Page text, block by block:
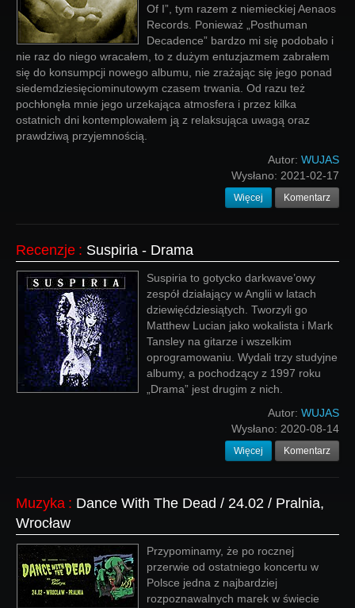
Of I”, tym razem z niemieckiej Aenaos
Records. Ponieważ „Posthuman
Decadence” bardzo mi się podobało i
nie raz do niego wracałem, to z dużym entuzjazmem zabrałem
się do konsumpcji nowego albumu, nie zrażając się jego ponad
siedemdziesięciominutowym czasem trwania. Od razu też
pochłonęła mnie jego urzekająca atmosfera i przez kilka
ostatnich dni kontemplowałem ją z relaksująca uwagą oraz
prawdziwą przyjemnością.
Autor: WUJAS
Wysłano: 2021-02-17
Więcej Komentarz
Recenzje : Suspiria - Drama
Suspiria to gotycko darkwave’owy
zespół działający w Anglii w latach
dziewięćdziesiątych. Tworzyli go
Matthew Lucian jako wokalista i Mark
Tansley na gitarze i wszelkim
oprogramowaniu. Wydali trzy studyjne
albumy, a pochodzący z 1997 roku
„Drama” jest drugim z nich.
Autor: WUJAS
Wysłano: 2020-08-14
Więcej Komentarz
Muzyka : Dance With The Dead / 24.02 / Pralnia,
Wrocław
Przypominamy, że po rocznej
przerwie od ostatniego koncertu w
Polsce jedna z najbardziej
rozpoznawalnych marek w świecie